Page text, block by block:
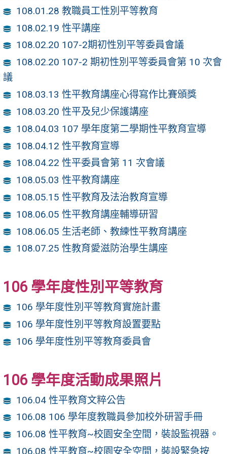
108.01.28 教職員工性別平等教育
108.02.19 性平講座
108.02.20 107-2期初性別平等委員會議
108.02.20 107-2 期初性別平等委員會第 10 次會
議
108.03.13 性平教育講座心得寫作比賽頒獎
108.03.20 性平及兒少保護講座
108.04.03 107 學年度第二學期性平教育宣導
108.04.12 性平教育宣導
108.04.22 性平委員會第 11 次會議
108.05.03 性平教育講座
108.05.15 性平教育及法治教育宣導
108.06.05 性平教育講座輔導研習
108.06.05 生活老師、教練性平教育講座
108.07.25 性教育愛滋防治學生講座
106 學年度性別平等教育
106 學年度性別平等教育實施計畫
106 學年度性別平等教育設置要點
106 學年度性別平等教育委員會
106 學年度活動成果照片
106.04 性平教育文粹公告
106.08 106 學年度教職員參加校外研習手冊
106.08 性平教育~校園安全空間，裝設監視器。
106.08 性平教育~校園安全空間，裝設緊急按